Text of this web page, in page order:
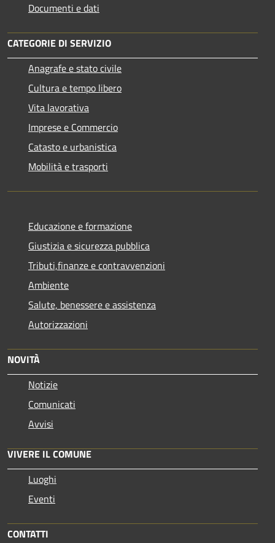
Documenti e dati
CATEGORIE DI SERVIZIO
Anagrafe e stato civile
Cultura e tempo libero
Vita lavorativa
Imprese e Commercio
Catasto e urbanistica
Mobilità e trasporti
Educazione e formazione
Giustizia e sicurezza pubblica
Tributi,finanze e contravvenzioni
Ambiente
Salute, benessere e assistenza
Autorizzazioni
NOVITÀ
Notizie
Comunicati
Avvisi
VIVERE IL COMUNE
Luoghi
Eventi
CONTATTI